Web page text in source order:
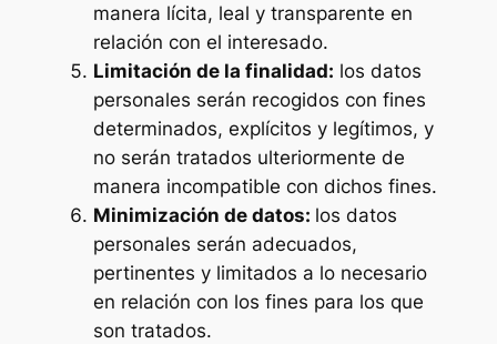
manera lícita, leal y transparente en
relación con el interesado.
Limitación de la finalidad: los datos
personales serán recogidos con fines
determinados, explícitos y legítimos, y
no serán tratados ulteriormente de
manera incompatible con dichos fines.
Minimización de datos: los datos
personales serán adecuados,
pertinentes y limitados a lo necesario
en relación con los fines para los que
son tratados.